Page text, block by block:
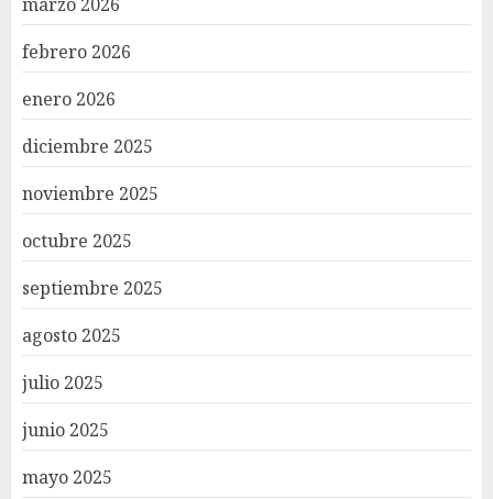
febrero 2026
enero 2026
diciembre 2025
noviembre 2025
octubre 2025
septiembre 2025
agosto 2025
julio 2025
junio 2025
mayo 2025